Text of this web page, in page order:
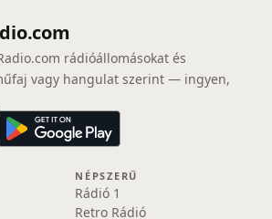
rádióállomásokat és
vagy hangulat szerint — ingyen,
NÉPSZERŰ
Rádió 1
Retro Rádió